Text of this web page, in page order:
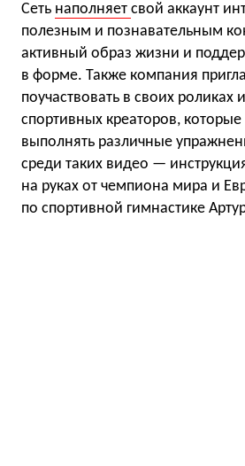
Сеть наполняет свой аккаунт
полезным и познавательным
активный образ жизни и
в форме. Также компания
поучаствовать в своих роликах
спортивных креаторов,
выполнять различные
среди таких видео —
на руках от чемпиона мира и
по спортивной гимнастике